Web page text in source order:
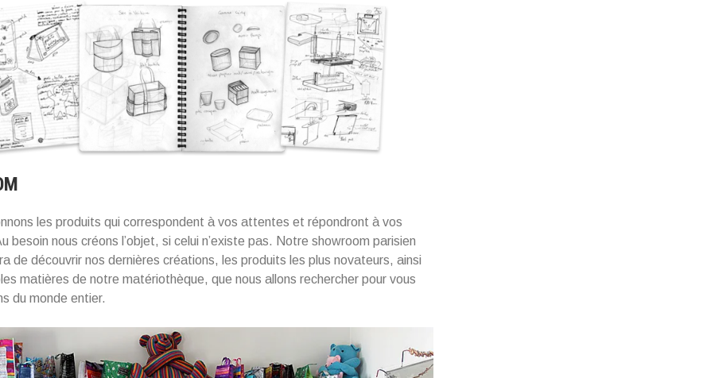
les produits qui correspondent à vos attentes et répondront à vos
besoin nous créons l’objet, si celui n’existe pas. Notre showroom parisien
de découvrir nos dernières créations, les produits les plus novateurs, ainsi
matières de notre matériothèque, que nous allons rechercher pour vous
du monde entier.